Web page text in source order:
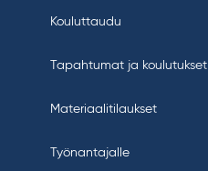
Kouluttaudu
Tapahtumat ja koulutukset
Materiaalitilaukset
Työnantajalle